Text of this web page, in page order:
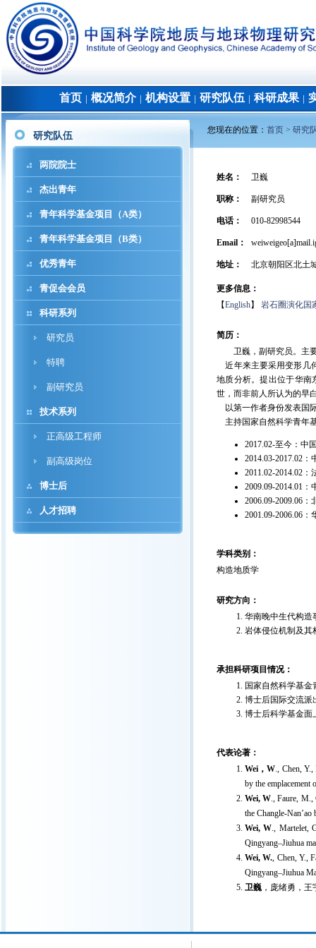
首页 概况简介│ 机构设置 研究队伍 科研成果│
研究队伍
两院院士
杰出青年
青年科学基金项目（A类）
青年科学基金项目（B类）
优秀青年
青促会会员
科研系列
研究员
特聘
副研究员
技术系列
正高级工程师
副高级岗位
博士后
人才招聘
您现在的位置： 首页 > 研究
姓名 ： 卫巍
职称 ： 副研究员
电话： 010-82998544
Email：
地址 ： 北京朝阳区北土
更多信息：
【English】 岩石圈演化国
简历：
卫巍，副研究员。主要
近年来主要采用变形几
地质分析。提出位于华南
世，而非前人所认为的早
以第一作者身份发表国
主持国家自然科学青年
2017.02-至今：中
2014.03-2017.02 ：
2011.02-2014.02 ：
2009.09-2014.01 ：
2006.09-2009.06 ：
2001.09-2006.06 ：
学科类别：
构造地质学
研究方向：
华南晚中生代构造
岩体侵位机制及其
承担科研项目情况：
国家自然科学基金
博士后国际交流派
博士后科学基金面
代表论著：
Wei ，W., Chen,
by the emplacement
Wei, W., Faure, M.,
the Changle-
Wei, W., Martelet,
Qingyang–Jiuhua
Wei, W., Chen, Y.,
Qingyang–Jiuhua
卫巍，庞绪勇，王